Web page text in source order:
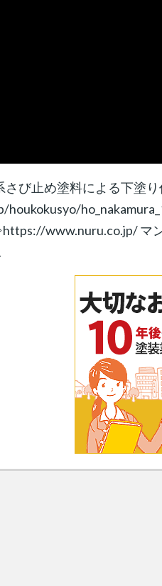
び止め塗料による下塗
www.nuru.co.jp/ マ